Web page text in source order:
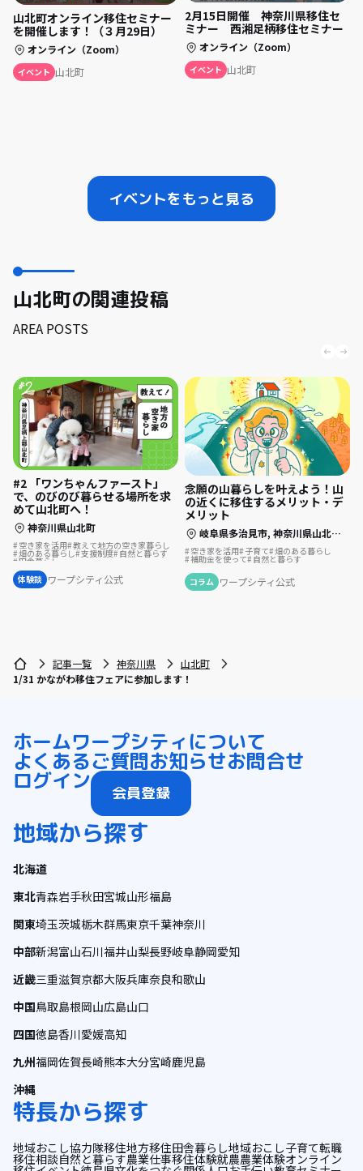
山北町オンライン移住セミナー
を開催します！（３月29日）
オンライン（Zoom）
イベント 山北町
2月15日開催 神奈川県移住セ
ミナー 西湘足柄移住セミナー
オンライン（Zoom）
イベント 山北町
イベントをもっと見る
山北町の関連投稿
AREA POSTS
#2 「ワンちゃんファースト」
で、のびのび暮らせる場所を求
めて山北町へ！
神奈川県山北町
空き家を活用 教えて地方の空き家暮らし
畑のある暮らし 支援制度 自然と暮らす
田舎暮らし
リノベーション・リフォームして
体験談 ワープシティ公式
念願の山暮らしを叶えよう！山
の近くに移住するメリット・デ
メリット
岐阜県多治見市, 神奈川県山北町,
空き家を活用 子育て 畑のある暮らし
補助金を使って 自然と暮らす
コラム ワープシティ公式
記事一覧 神奈川県
山北町
1/31 かながわ移住フェアに参加します！
ホームワープシティについて
よくあるご質問お知らせお問合せ
ログイン 会員登録
地域から探す
北海道
東北青森岩手秋田宮城山形福島
関東埼玉茨城栃木群馬東京千葉神奈川
中部新潟富山石川福井山梨長野岐阜静岡愛知
近畿三重滋賀京都大阪兵庫奈良和歌山
中国鳥取島根岡山広島山口
四国徳島香川愛媛高知
九州福岡佐賀長崎熊本大分宮崎鹿児島
沖縄
特長から探す
地域おこし協力隊移住地方移住田舎暮らし地域おこし子育て転職
移住相談自然と暮らす農業仕事移住体験就農農業体験オンライン